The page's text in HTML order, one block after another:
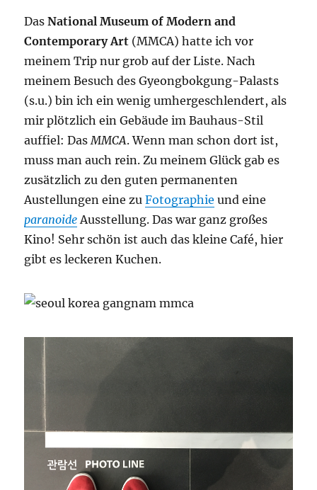
DasNational Museum of Modern and
Contemporary Art (MMCA) hatte ich vor
meinem Trip nur grob auf der Liste. Nach
meinem Besuch des Gyeongbokgung-Palasts
(s.u.) bin ich ein wenig umhergeschlendert, als
mir plötzlich ein Gebäude im Bauhaus-Stil
auffiel: Das MMCA. Wenn man schon dort ist,
muss man auch rein. Zu meinem Glück gab es
zusätzlich zu den guten permanenten
Austellungen eine zuFotographie und eine
paranoide Ausstellung. Das war ganz großes
Kino! Sehr schön ist auch das kleine Café, hier
gibt es leckeren Kuchen.